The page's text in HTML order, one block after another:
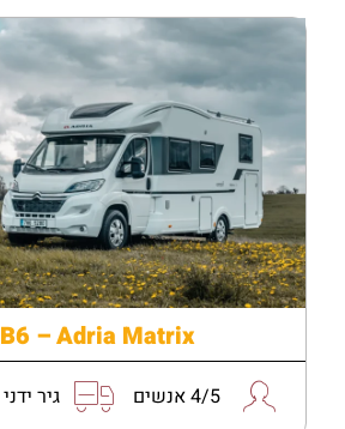
B6 – Adria Matrix
4/5 אנשים גיר ידני